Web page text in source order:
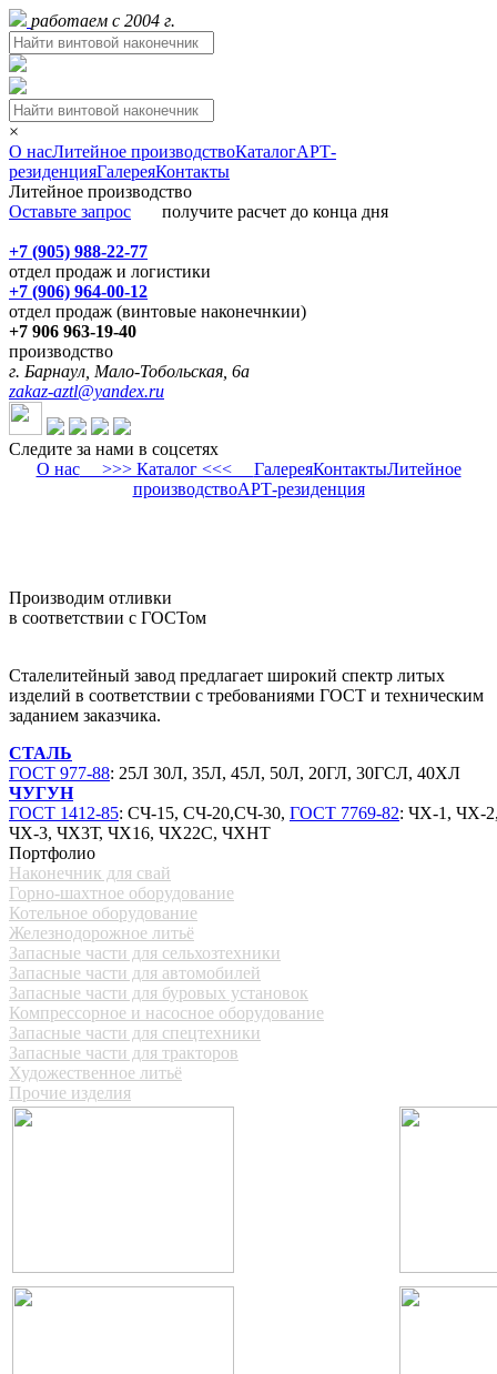
работаем с 2004 г.
×
О насЛитейное производствоКаталогАРТ-
резиденцияГалереяКонтакты
Литейное производство
Оставьте запрос получите расчет до конца дня
+7 (905) 988-22-77
отдел продаж и логистики
+7 (906) 964-00-12
отдел продаж (винтовые наконечнкии)
+7 906 963-19-40
производство
г. Барнаул, Мало-Тобольская, 6а
zakaz-aztl@yandex.ru
Следите за нами в соцсетях
О нас>>> Каталог <<< ГалереяКонтактыЛитейное
производствоАРТ-резиденция
Производим отливки
в соответствии с ГОСТом
Сталелитейный завод предлагает широкий спектр литых
изделий в соответствии с требованиями ГОСТ и техническим
заданием заказчика.
СТАЛЬ
ГОСТ 977-88: 25Л 30Л, 35Л, 45Л, 50Л, 20ГЛ, 30ГСЛ, 40ХЛ
ЧУГУН
ГОСТ 1412-85: СЧ-15, СЧ-20,СЧ-30, ГОСТ 7769-82: ЧХ-1, ЧХ-
ЧХ-3, ЧХ3Т, ЧХ16, ЧХ22С, ЧХНТ
Портфолио
Наконечник для свай
Горно-шахтное оборудование
Котельное оборудование
Железнодорожное литьё
Запасные части для сельхозтехники
Запасные части для автомобилей
Запасные части для буровых установок
Компрессорное и насосное оборудование
Запасные части для спецтехники
Запасные части для тракторов
Художественное литьё
Прочие изделия